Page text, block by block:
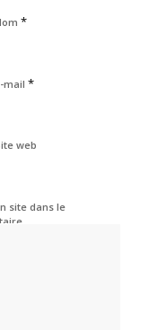
*
mail*
web
site dans le